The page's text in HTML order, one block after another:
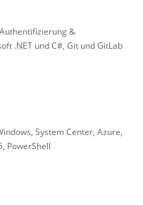
&
.NET und C#, Git und GitLab
System Center, Azure,
PowerShell